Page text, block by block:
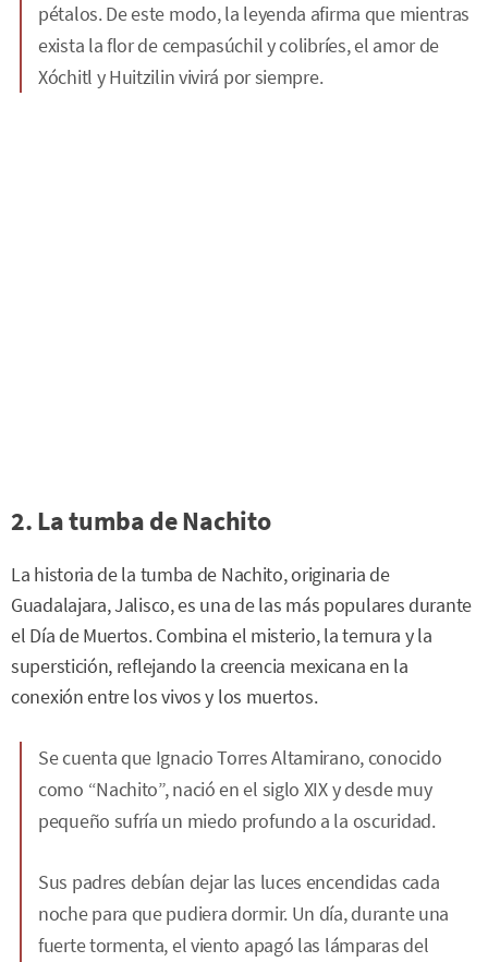
pétalos. De este modo, la leyenda afirma que mientras
exista la flor de cempasúchil y colibríes, el amor de
Xóchitl y Huitzilin vivirá por siempre.
2. La tumba de Nachito
La historia de la tumba de Nachito, originaria de
Guadalajara, Jalisco, es una de las más populares durante
el Día de Muertos. Combina el misterio, la ternura y la
superstición, reflejando la creencia mexicana en la
conexión entre los vivos y los muertos.
Se cuenta que Ignacio Torres Altamirano, conocido
como “Nachito”, nació en el siglo XIX y desde muy
pequeño sufría un miedo profundo a la oscuridad.
Sus padres debían dejar las luces encendidas cada
noche para que pudiera dormir. Un día, durante una
fuerte tormenta, el viento apagó las lámparas del